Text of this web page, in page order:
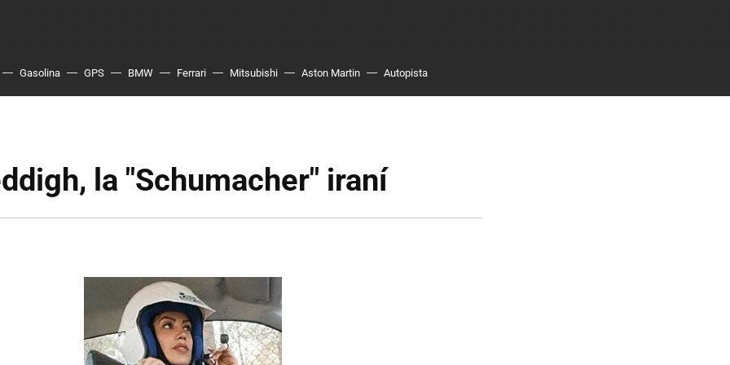
Gasolina GPS BMW Ferrari Mitsubishi Aston Martin Autopista
la "Schumacher" iraní